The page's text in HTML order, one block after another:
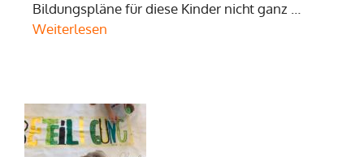
Bildungspläne für diese Kinder nicht ganz …
Weiterlesen